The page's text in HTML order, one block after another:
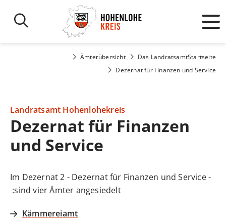
Startseite
Das Landratsamt
Ämterübersicht
Dezernat für Finanzen und Service
Landratsamt Hohenlohekreis
Dezernat für Finanzen
und Service
Im Dezernat 2 - Dezernat für Finanzen und Service -
sind vier Ämter angesiedelt:
Kämmereiamt